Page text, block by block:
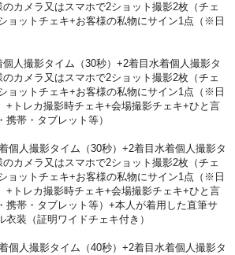
カメラ又はスマホで2ショット撮影2枚（チェ
ョットチェキ+お客様の私物にサイン1点（※日
人撮影タイム（30秒）+2着目水着個人撮影タ
カメラ又はスマホで2ショット撮影2枚（チェ
ョットチェキ+お客様の私物にサイン1点（※日
+トレカ撮影時チェキ+会場撮影チェキ+ひと言
帯・タブレット等）
個人撮影タイム（30秒）+2着目水着個人撮影タ
カメラ又はスマホで2ショット撮影2枚（チェ
ョットチェキ+お客様の私物にサイン1点（※日
+トレカ撮影時チェキ+会場撮影チェキ+ひと言
携帯・タブレット等）+本人が着用した直筆サ
衣装（証明ワイドチェキ付き）
個人撮影タイム（40秒）+2着目水着個人撮影タ